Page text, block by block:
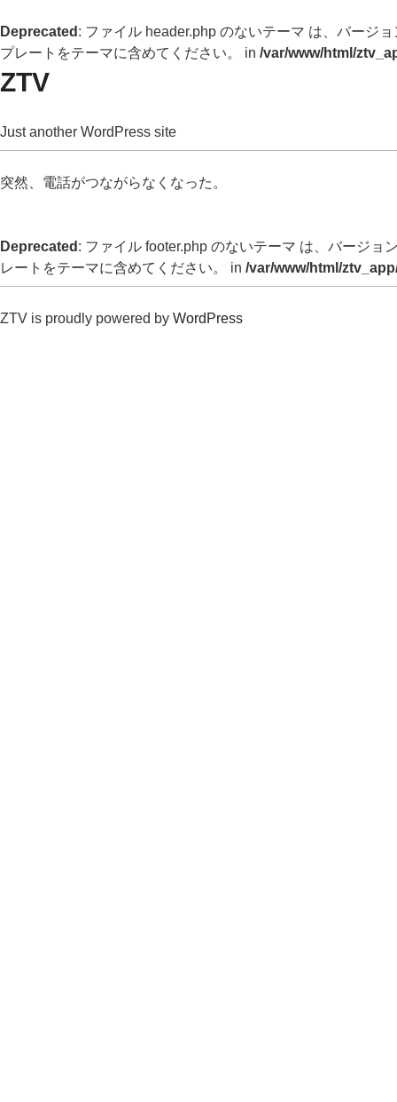
Deprecated : ファイル header.php のないテーマ は、バージ
プレートをテーマに含めてください。 in /var/www/html/
ZTV
Just another WordPress site
突然、電話がつながらなくなった。
Deprecated : ファイル footer.php のないテーマ は、バージョ
レートをテーマに含めてください。 in /var/www/html/
ZTV is proudly powered by WordPress